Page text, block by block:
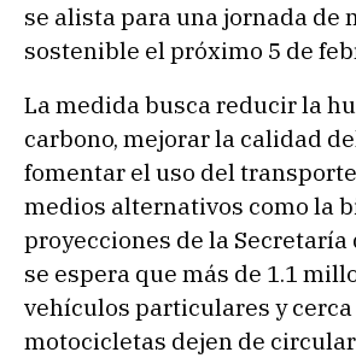
se alista para una jornada de
sostenible el próximo 5 de
La medida busca reducir la
carbono, mejorar la calidad
fomentar el uso del
medios alternativos como la
proyecciones de la Secretaría
se espera que más de 1.1
vehículos particulares y cerca
motocicletas dejen de